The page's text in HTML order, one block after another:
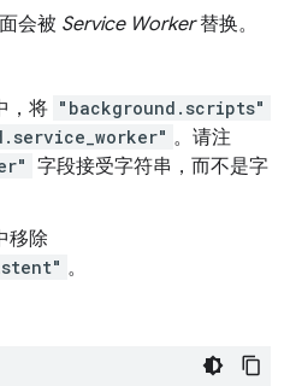
会被 Service Worker替换。
，将 "background.scripts"
。请注
字段接受字符串，而不是字
移除
。